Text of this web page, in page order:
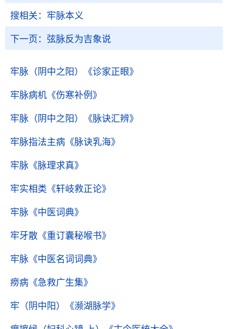
搜相关： 牢脉本义
下一页： 弦脉反为吉象说
牢脉（阴中之阳） 《诊家正眼》
牢脉病机 《伤寒补例》
牢脉（阴中之阳） 《脉诀汇辨》
牢脉指法主病 《脉诀乳海》
牢脉 《脉理求真》
牢实相类 《轩岐救正论》
牢脉 《中医词典》
牢牙散 《重订囊秘喉书》
牢脉 《中医名词词典》
痨病 《急救广生集》
牢（阴中阳） 《濒湖脉学》